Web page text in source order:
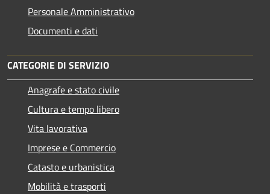
Personale Amministrativo
Documenti e dati
CATEGORIE DI SERVIZIO
Anagrafe e stato civile
Cultura e tempo libero
Vita lavorativa
Imprese e Commercio
Catasto e urbanistica
Mobilità e trasporti